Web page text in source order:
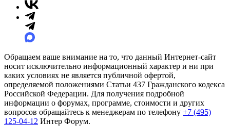
Обращаем ваше внимание на то, что данный Интернет-сайт
носит исключительно информационный характер и ни при
каких условиях не является публичной офертой,
определяемой положениями Статьи 437 Гражданского кодекса
Российской Федерации. Для получения подробной
информации о форумах, программе, стоимости и других
вопросов обращайтесь к менеджерам по телефону +7 (495)
125-04-12 Интер Форум.